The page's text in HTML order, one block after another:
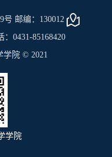
邮编：130012
：0431-85168420
学院 © 2021
学院